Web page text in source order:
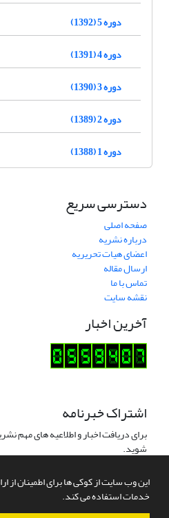
این وب سایت از کوکی ها برای اطمینان از
خدمات استفاده می کند.
دوره 5 (1392)
دوره 4 (1391)
دوره 3 (1390)
دوره 2 (1389)
دوره 1 (1388)
دسترسی سریع
صفحه اصلی
درباره نشریه
اعضای هیات تحریریه
ارسال مقاله
تماس با ما
نقشه سایت
آخرین اخبار
اشتراک خبرنامه
برای دریافت اخبار و اطلاعیه های مهم
شوید.